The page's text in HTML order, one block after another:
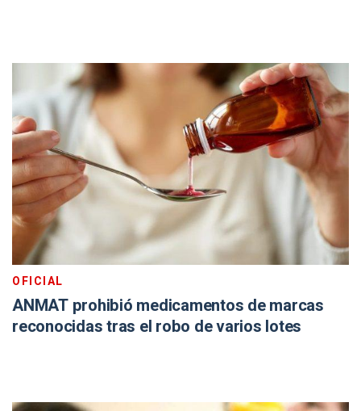
OFICIAL
ANMAT prohibió medicamentos de marcas
reconocidas tras el robo de varios lotes